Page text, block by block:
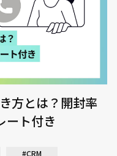
方とは？開封率
ート付き
#CRM